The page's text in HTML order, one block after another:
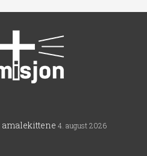
4. august 2026